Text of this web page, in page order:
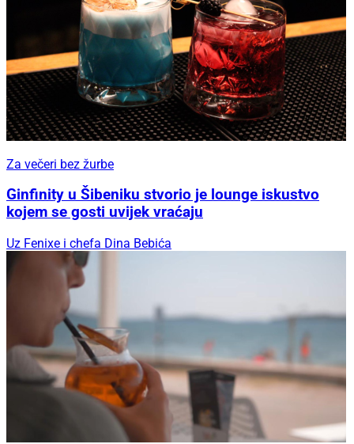
Za večeri bez žurbe
Ginfinity u Šibeniku stvorio je lounge iskustvo
kojem se gosti uvijek vraćaju
Uz Fenixe i chefa Dina Bebića